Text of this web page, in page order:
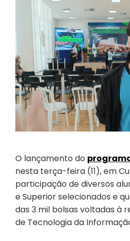
O lançamento do
nesta terça-feira (11), em
participação de diversos
e Superior selecionados e
das 3 mil bolsas voltadas à
de Tecnologia da